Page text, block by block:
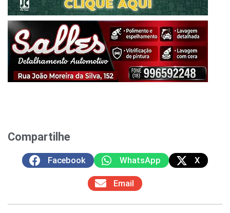
Compartilhe
Facebook WhatsApp X
Email